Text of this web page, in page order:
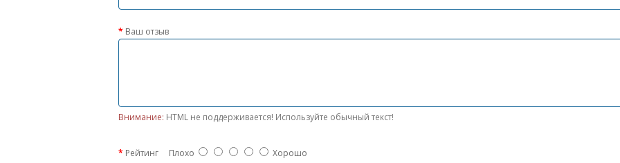
Ваш отзыв
Внимание: HTML не поддерживается! Используйте обычный текст!
Рейтинг Плохо Хорошо